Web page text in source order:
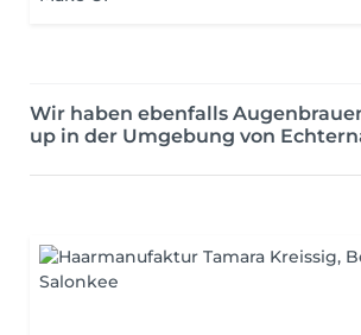
Wir haben ebenfalls
up in der Umgebung von